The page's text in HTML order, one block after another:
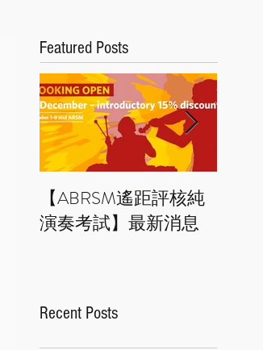
Featured Posts
【ABRSM遙距評核純
演奏考試】最新消息
Recent Posts